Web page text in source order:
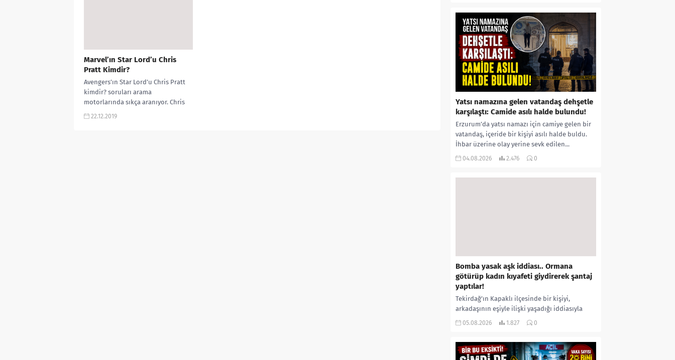
Marvel’ın Star Lord’u Chris
Pratt Kimdir?
Avengers’ın Star Lord’u Chris Pratt
kimdir? soruları arama
motorlarında sıkça aranıyor. Chris
Pratt kaç yaşında? Yaşı, boyu, eşi,
22.12.2019
Yatsı namazına gelen vatandaş dehşetle
karşılaştı: Camide asılı halde bulundu!
Erzurum’da yatsı namazı için camiye gelen bir
vatandaş, içeride bir kişiyi asılı halde buldu.
İhbar üzerine olay yerine sevk edilen...
04.08.2026 2.476 0
Bomba yasak aşk iddiası.. Ormana
götürüp kadın kıyafeti giydirerek şantaj
yaptılar!
Tekirdağ’ın Kapaklı ilçesinde bir kişiyi,
arkadaşının eşiyle ilişki yaşadığı iddiasıyla
ormanlık alana götürerek zorla kadın
05.08.2026 1.827 0